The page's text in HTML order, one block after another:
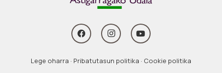
Lege oharra · Pribatutasun politika · Cookie politika